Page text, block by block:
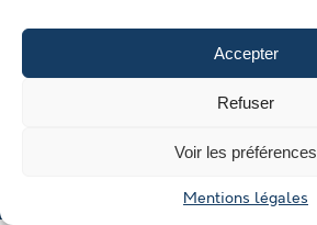
Accepter
Refuser
Voir les préférences
Mentions légales
Gérer mes annonces